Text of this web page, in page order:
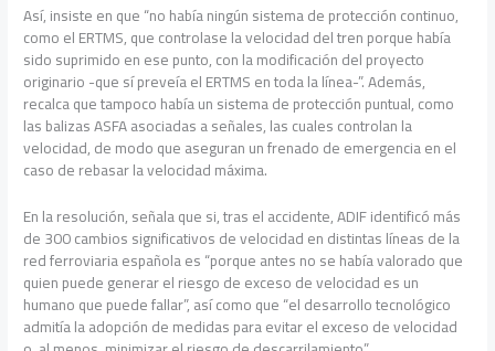
Así, insiste en que “no había ningún sistema de protección continuo,
como el ERTMS, que controlase la velocidad del tren porque había
sido suprimido en ese punto, con la modificación del proyecto
originario -que sí preveía el ERTMS en toda la línea-”. Además,
recalca que tampoco había un sistema de protección puntual, como
las balizas ASFA asociadas a señales, las cuales controlan la
velocidad, de modo que aseguran un frenado de emergencia en el
caso de rebasar la velocidad máxima.
En la resolución, señala que si, tras el accidente, ADIF identificó más
de 300 cambios significativos de velocidad en distintas líneas de la
red ferroviaria española es “porque antes no se había valorado que
quien puede generar el riesgo de exceso de velocidad es un
humano que puede fallar”, así como que “el desarrollo tecnológico
admitía la adopción de medidas para evitar el exceso de velocidad